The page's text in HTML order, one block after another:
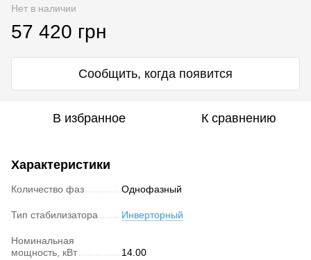
Нет в наличии
57 420 грн
Сообщить, когда появится
В избранное К сравнению
Характеристики
Количество фаз Однофазный
Тип стабилизатора Инверторный
Номинальная
мощность, кВт
14.00